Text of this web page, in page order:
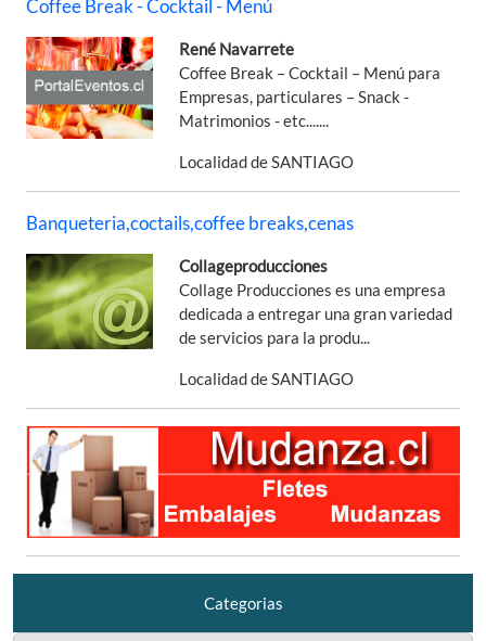
Coffee Break - Cocktail - Menú
René Navarrete
Coffee Break – Cocktail – Menú para
Empresas, particulares – Snack -
Matrimonios - etc.......
Localidad de SANTIAGO
Banqueteria,coctails,coffee breaks,cenas
Collageproducciones
Collage Producciones es una empresa
dedicada a entregar una gran variedad
de servicios para la produ...
Localidad de SANTIAGO
Categorias